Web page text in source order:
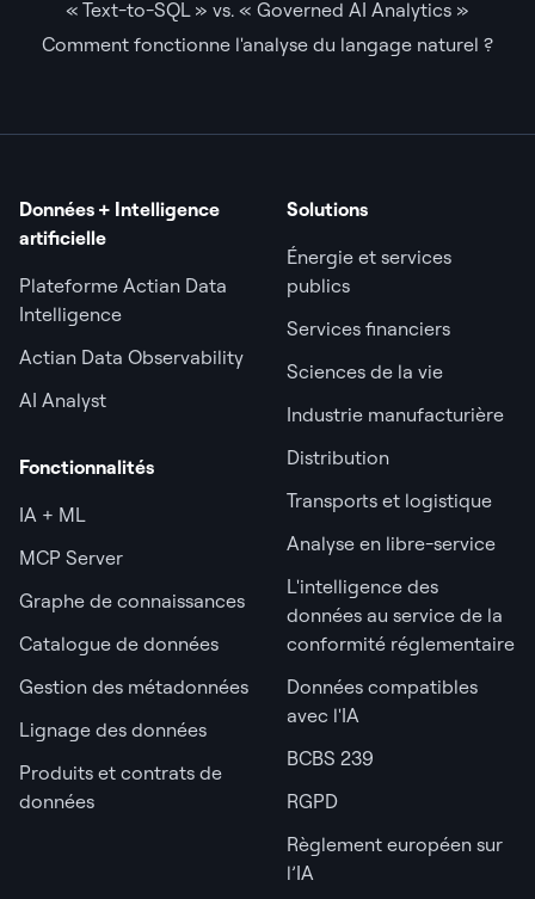
« Text-to-SQL » vs. « Governed AI Analytics »
Comment fonctionne l'analyse du langage naturel ?
Données + Intelligence
artificielle
Plateforme Actian Data
Intelligence
Actian Data Observability
AI Analyst
Fonctionnalités
IA + ML
MCP Server
Graphe de connaissances
Catalogue de données
Gestion des métadonnées
Lignage des données
Produits et contrats de
données
Solutions
Énergie et services
publics
Services financiers
Sciences de la vie
Industrie manufacturière
Distribution
Transports et logistique
Analyse en libre-service
L'intelligence des
données au service de la
conformité réglementaire
Données compatibles
avec l'IA
BCBS 239
RGPD
Règlement européen sur
l’IA